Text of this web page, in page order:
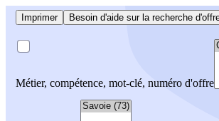
Imprimer Besoin d'aide sur la recherche
Métier, compétence, mot-clé, numéro d'offre